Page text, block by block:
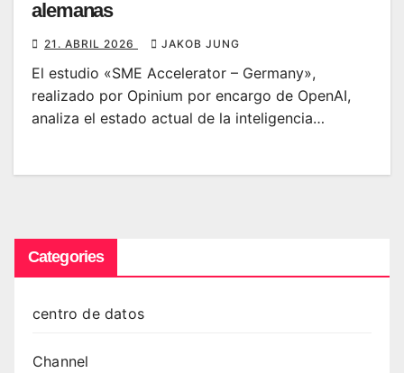
alemanas
21. ABRIL 2026 JAKOB JUNG
El estudio «SME Accelerator – Germany»,
realizado por Opinium por encargo de OpenAI,
analiza el estado actual de la inteligencia…
Categories
centro de datos
Channel